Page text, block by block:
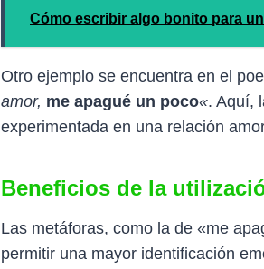
Cómo escribir algo bonito para
Otro ejemplo se encuentra en el
amor, me apagué un poco«. Aquí,
experimentada en una relación
Beneficios de la
Las metáforas, como la de «me
permitir una mayor identificación